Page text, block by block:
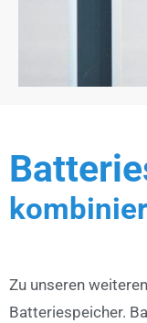
Zu unseren
Batteriespeicher.